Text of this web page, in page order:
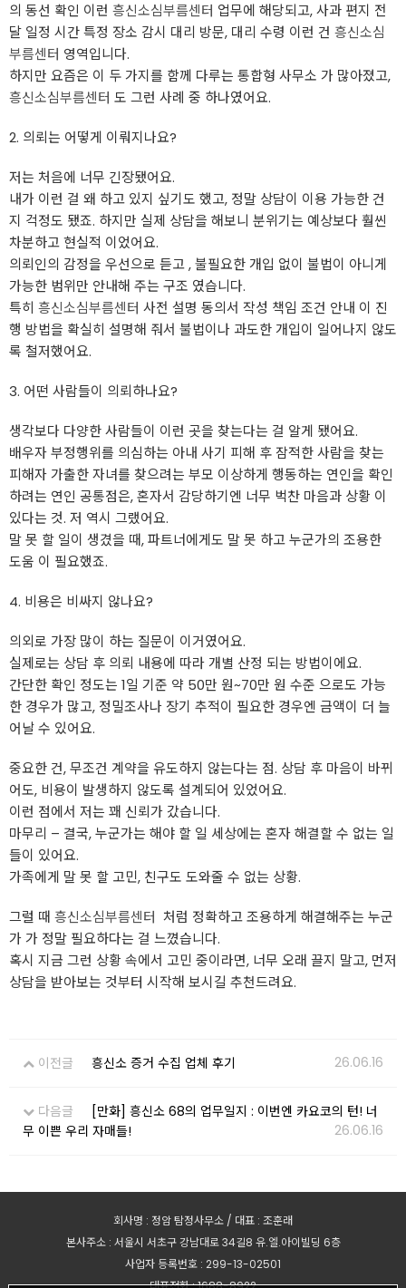
의 동선 확인 이런 흥신소심부름센터 업무에 해당되고, 사과 편지 전
달 일정 시간 특정 장소 감시 대리 방문, 대리 수령 이런 건 흥신소심
부름센터 영역입니다.
하지만 요즘은 이 두 가지를 함께 다루는 통합형 사무소 가 많아졌고,
흥신소심부름센터 도 그런 사례 중 하나였어요.
2. 의뢰는 어떻게 이뤄지나요?
저는 처음에 너무 긴장됐어요.
내가 이런 걸 왜 하고 있지 싶기도 했고, 정말 상담이 이용 가능한 건
지 걱정도 됐죠. 하지만 실제 상담을 해보니 분위기는 예상보다 훨씬
차분하고 현실적 이었어요.
의뢰인의 감정을 우선으로 듣고 , 불필요한 개입 없이 불법이 아니게
가능한 범위만 안내해 주는 구조 였습니다.
특히 흥신소심부름센터 사전 설명 동의서 작성 책임 조건 안내 이 진
행 방법을 확실히 설명해 줘서 불법이나 과도한 개입이 일어나지 않도
록 철저했어요.
3. 어떤 사람들이 의뢰하나요?
생각보다 다양한 사람들이 이런 곳을 찾는다는 걸 알게 됐어요.
배우자 부정행위를 의심하는 아내 사기 피해 후 잠적한 사람을 찾는
피해자 가출한 자녀를 찾으려는 부모 이상하게 행동하는 연인을 확인
하려는 연인 공통점은, 혼자서 감당하기엔 너무 벅찬 마음과 상황 이
있다는 것. 저 역시 그랬어요.
말 못 할 일이 생겼을 때, 파트너에게도 말 못 하고 누군가의 조용한
도움 이 필요했죠.
4. 비용은 비싸지 않나요?
의외로 가장 많이 하는 질문이 이거였어요.
실제로는 상담 후 의뢰 내용에 따라 개별 산정 되는 방법이에요.
간단한 확인 정도는 1일 기준 약 50만 원~70만 원 수준 으로도 가능
한 경우가 많고, 정밀조사나 장기 추적이 필요한 경우엔 금액이 더 늘
어날 수 있어요.
중요한 건, 무조건 계약을 유도하지 않는다는 점. 상담 후 마음이 바뀌
어도, 비용이 발생하지 않도록 설계되어 있었어요.
이런 점에서 저는 꽤 신뢰가 갔습니다.
마무리 – 결국, 누군가는 해야 할 일 세상에는 혼자 해결할 수 없는 일
들이 있어요.
가족에게 말 못 할 고민, 친구도 도와줄 수 없는 상황.
그럴 때 흥신소심부름센터 ​ 처럼 정확하고 조용하게 해결해주는 누군
가 가 정말 필요하다는 걸 느꼈습니다.
혹시 지금 그런 상황 속에서 고민 중이라면, 너무 오래 끌지 말고, 먼저
상담을 받아보는 것부터 시작해 보시길 추천드려요.
이전글 흥신소 증거 수집 업체 후기 26.06.16
다음글
[만화] 흥신소 68의 업무일지 : 이번엔 카요코의 턴! 너
무 이쁜 우리 자매들!
26.06.16
회사명 : 정암 탐정사무소 / 대표 : 조훈래
본사주소 : 서울시 서초구 강남대로 34길8 유.엘.아이빌딩 6층
사업자 등록번호 : 299-13-02501